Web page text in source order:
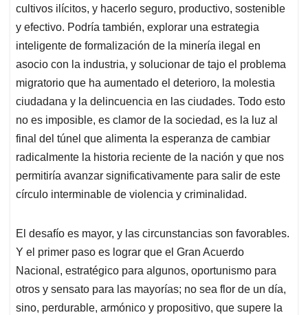
cultivos ilícitos, y hacerlo seguro, productivo, sostenible
y efectivo. Podría también, explorar una estrategia
inteligente de formalización de la minería ilegal en
asocio con la industria, y solucionar de tajo el problema
migratorio que ha aumentado el deterioro, la molestia
ciudadana y la delincuencia en las ciudades. Todo esto
no es imposible, es clamor de la sociedad, es la luz al
final del túnel que alimenta la esperanza de cambiar
radicalmente la historia reciente de la nación y que nos
permitiría avanzar significativamente para salir de este
círculo interminable de violencia y criminalidad.
El desafío es mayor, y las circunstancias son favorables.
Y el primer paso es lograr que el Gran Acuerdo
Nacional, estratégico para algunos, oportunismo para
otros y sensato para las mayorías; no sea flor de un día,
sino, perdurable, armónico y propositivo, que supere la